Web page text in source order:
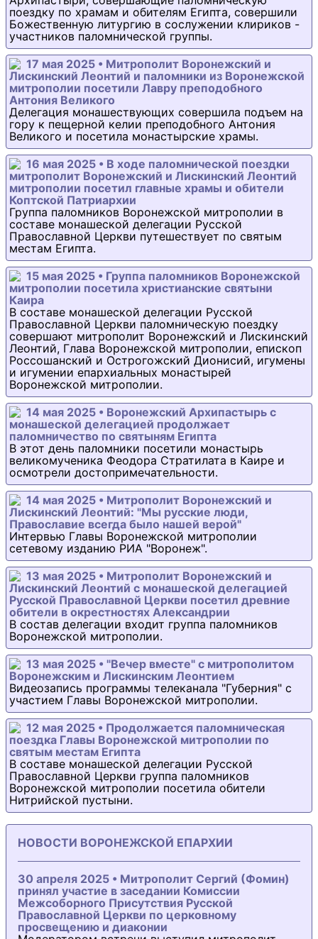
поездку по храмам и обителям Египта, совершили
Божественную литургию в сослужении клириков -
участников паломнической группы.
17 мая 2025 • Митрополит Воронежский и
Лискинский Леонтий и паломники из Воронежской
митрополии посетили Лавру преподобного
Антония Великого
Делегация монашествующих совершила подъем на
гору к пещерной келии преподобного Антония
Великого и посетила монастырские храмы.
16 мая 2025 • В ходе паломнической поездки
митрополит Воронежский и Лискинский Леонтий
митрополии посетил главные храмы и обители
Коптской Патриархии
Группа паломников Воронежской митрополии в
составе монашеской делегации Русской
Православной Церкви путешествует по святым
местам Египта.
15 мая 2025 • Группа паломников Воронежской
митрополии посетила христианские святыни
Каира
В составе монашеской делегации Русской
Православной Церкви паломническую поездку
совершают митрополит Воронежский и Лискинский
Леонтий, Глава Воронежской митрополии, епископ
Россошанский и Острогожский Дионисий, игумены
и игумении епархиальных монастырей
Воронежской митрополии.
14 мая 2025 • Воронежский Архипастырь с
монашеской делегацией продолжает
паломничество по святыням Египта
В этот день паломники посетили монастырь
великомученика Феодора Стратилата в Каире и
осмотрели достопримечательности.
14 мая 2025 • Митрополит Воронежский и
Лискинский Леонтий: "Мы русские люди,
Православие всегда было нашей верой"
Интервью Главы Воронежской митрополии
сетевому изданию РИА "Воронеж".
13 мая 2025 • Митрополит Воронежский и
Лискинский Леонтий с монашеской делегацией
Русской Православной Церкви посетил древние
обители в окрестностях Александрии
В состав делегации входит группа паломников
Воронежской митрополии.
13 мая 2025 • "Вечер вместе" с митрополитом
Воронежским и Лискинским Леонтием
Видеозапись программы телеканала "Губерния" с
участием Главы Воронежской митрополии.
12 мая 2025 • Продолжается паломническая
поездка Главы Воронежской митрополии по
святым местам Египта
В составе монашеской делегации Русской
Православной Церкви группа паломников
Воронежской митрополии посетила обители
Нитрийской пустыни.
НОВОСТИ ВОРОНЕЖСКОЙ ЕПАРХИИ
30 апреля 2025 • Митрополит Сергий (Фомин)
принял участие в заседании Комиссии
Межсоборного Присутствия Русской
Православной Церкви по церковному
просвещению и диаконии